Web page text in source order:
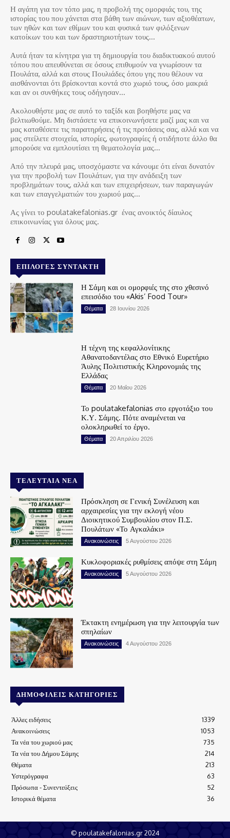
Η αγάπη για τον τόπο μας, η προβολή της ομορφιάς του, της
ιστορίας του που χάνεται στα βάθη των αιώνων, των αξιοθέατων,
των ηθών και των εθίμων του και φυσικά των φιλόξενων
κατοίκων του και των δραστηριοτήτων τους…
Αυτά ήταν τα κίνητρα για τη δημιουργία του διαδικτυακού αυτού
τόπου που απευθύνεται σε όσους επιθυμούν να γνωρίσουν τα
Πουλάτα, αλλά και στους Πουλιάδες όπου γης που θέλουν να
αισθάνονται ότι βρίσκονται κοντά στο χωριό τους, όσο μακριά
και αν οι συνθήκες τους οδήγησαν…
Ακολουθήστε μας σε αυτό το ταξίδι και βοηθήστε μας να
βελτιωθούμε. Μη διστάσετε να επικοινωνήσετε μαζί μας και να
μας καταθέσετε τις παρατηρήσεις ή τις προτάσεις σας, αλλά και να
μας στείλετε στοιχεία, ιστορίες, φωτογραφίες ή οτιδήποτε άλλο θα
μπορούσε να εμπλουτίσει τη θεματολογία μας…
Από την πλευρά μας, υποσχόμαστε να κάνουμε ότι είναι δυνατόν
για την προβολή των Πουλάτων, για την ανάδειξη των
προβλημάτων τους, αλλά και των επιχειρήσεων, των παραγωγών
και των επαγγελματιών του χωριού μας…
Ας γίνει το poulatakefalonias.gr ένας ανοικτός δίαυλος
επικοινωνίας για όλους μας.
ΕΠΙΛΟΓΈΣ ΣΥΝΤΆΚΤΗ
Η Σάμη και οι ομορφιές της στο χθεσινό
επεισόδιο του «Akis’ Food Tour»
Θέματα 28 Ιουνίου 2026
Η τέχνη της κεφαλλονίτικης
Αθανατοδαντέλας στο Εθνικό Ευρετήριο
Άυλης Πολιτιστικής Κληρονομιάς της
Ελλάδας
Θέματα 20 Μαΐου 2026
Το poulatakefalonias στο εργοτάξιο του
Κ.Υ. Σάμης. Πότε αναμένεται να
ολοκληρωθεί το έργο.
Θέματα 20 Απριλίου 2026
ΤΕΛΕΥΤΑΊΑ ΝΈΑ
Πρόσκληση σε Γενική Συνέλευση και
αρχαιρεσίες για την εκλογή νέου
Διοικητικού Συμβουλίου στον Π.Σ.
Πουλάτων «Το Αγκαλάκι»
Ανακοινώσεις 5 Αυγούστου 2026
Κυκλοφοριακές ρυθμίσεις απόψε στη Σάμη
Ανακοινώσεις 5 Αυγούστου 2026
Έκτακτη ενημέρωση για την λειτουργία των
σπηλαίων
Ανακοινώσεις 4 Αυγούστου 2026
ΔΗΜΟΦΙΛΕΊΣ ΚΑΤΗΓΟΡΊΕΣ
Άλλες ειδήσεις
1339
Ανακοινώσεις
1053
Τα νέα του χωριού μας
735
Τα νέα του Δήμου Σάμης
214
Θέματα
213
Υστερόγραφα
63
Πρόσωπα - Συνεντεύξεις
52
Ιστορικά θέματα
36
© poulatakefalonias.gr 2024